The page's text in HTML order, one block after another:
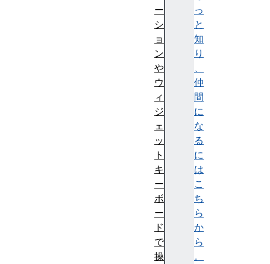
っ
と
知
り
、
仲
間
に
な
る
に
は
こ
ち
ら
か
ら
。
ー
シ
ョ
ン
や
ウ
ィ
ジ
ェ
ッ
ト
キ
ー
ボ
ー
ド
で
操